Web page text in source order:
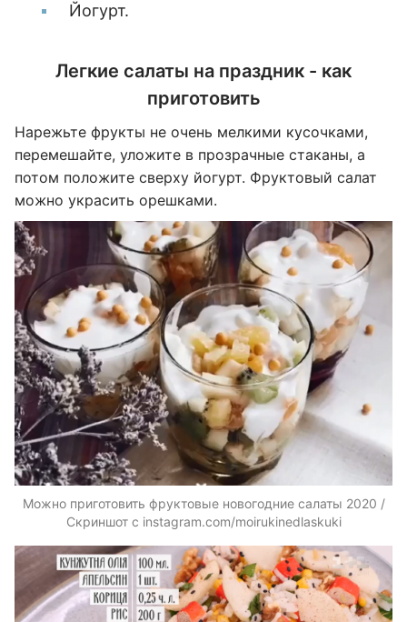
Йогурт.
Легкие салаты на праздник - как
приготовить
Нарежьте фрукты не очень мелкими кусочками,
перемешайте, уложите в прозрачные стаканы, а
потом положите сверху йогурт. Фруктовый салат
можно украсить орешками.
Можно приготовить фруктовые новогодние салаты 2020 /
Скриншот с instagram.com/moirukinedlaskuki